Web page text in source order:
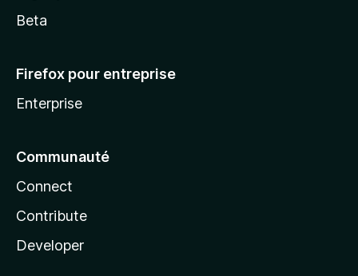
Beta
Firefox pour entreprise
Enterprise
Communauté
Connect
Contribute
Developer